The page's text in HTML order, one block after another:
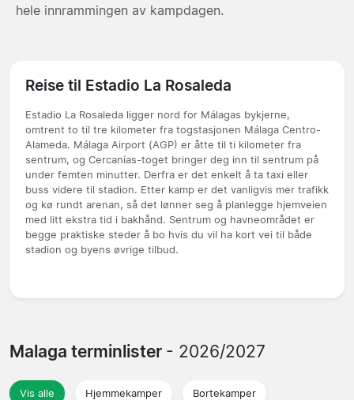
hele innrammingen av kampdagen.
Reise til Estadio La Rosaleda
Estadio La Rosaleda ligger nord for Málagas bykjerne,
omtrent to til tre kilometer fra togstasjonen Málaga Centro-
Alameda. Málaga Airport (AGP) er åtte til ti kilometer fra
sentrum, og Cercanías-toget bringer deg inn til sentrum på
under femten minutter. Derfra er det enkelt å ta taxi eller
buss videre til stadion. Etter kamp er det vanligvis mer trafikk
og kø rundt arenan, så det lønner seg å planlegge hjemveien
med litt ekstra tid i bakhånd. Sentrum og havneområdet er
begge praktiske steder å bo hvis du vil ha kort vei til både
stadion og byens øvrige tilbud.
Malaga terminlister - 2026/2027
Vis alle Hjemmekamper Bortekamper